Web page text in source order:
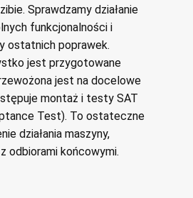
Sprawdzamy działanie
funkcjonalności i
ostatnich poprawek.
jest przygotowane
jest na docelowe
montaż i testy SAT
Test). To ostateczne
działania maszyny,
odbiorami końcowymi.